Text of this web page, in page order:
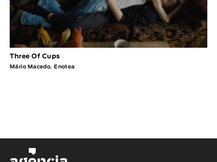
Three Of Cups
Mário Macedo, Enotea